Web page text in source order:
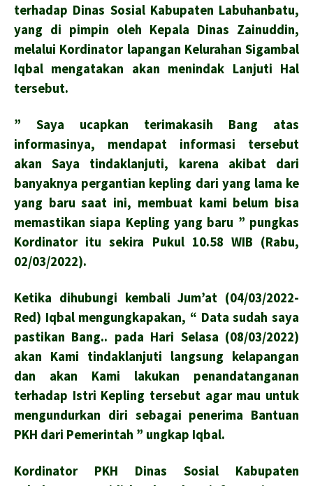
terhadap Dinas Sosial Kabupaten Labuhanbatu,
yang di pimpin oleh Kepala Dinas Zainuddin,
melalui Kordinator lapangan Kelurahan Sigambal
Iqbal mengatakan akan menindak Lanjuti Hal
tersebut.
” Saya ucapkan terimakasih Bang atas
informasinya, mendapat informasi tersebut
akan Saya tindaklanjuti, karena akibat dari
banyaknya pergantian kepling dari yang lama ke
yang baru saat ini, membuat kami belum bisa
memastikan siapa Kepling yang baru ” pungkas
Kordinator itu sekira Pukul 10.58 WIB (Rabu,
02/03/2022).
Ketika dihubungi kembali Jum’at (04/03/2022-
Red) Iqbal mengungkapakan, “ Data sudah saya
pastikan Bang.. pada Hari Selasa (08/03/2022)
akan Kami tindaklanjuti langsung kelapangan
dan akan Kami lakukan penandatanganan
terhadap Istri Kepling tersebut agar mau untuk
mengundurkan diri sebagai penerima Bantuan
PKH dari Pemerintah ” ungkap Iqbal.
Kordinator PKH Dinas Sosial Kabupaten